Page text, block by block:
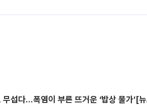
무섭다...폭염이 부른 뜨거운 ‘밥상 물가’[